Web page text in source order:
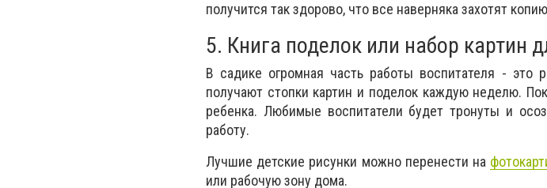
получится так здорово, что все наверняка захотят
5. Книга поделок или набор картин
В садике огромная часть работы воспитателя - это
получают стопки картин и поделок каждую неделю.
ребенка. Любимые воспитатели будет тронуты и
работу.
Лучшие детские рисунки можно перенести на
или рабочую зону дома.